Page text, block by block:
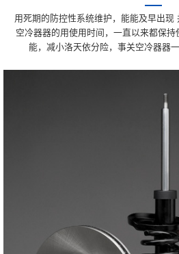
用死期的防控性系统维护，能能及早出现
空冷器器的用使用时间，一直以来都保
能，减小洛天依分险，事关空冷器器